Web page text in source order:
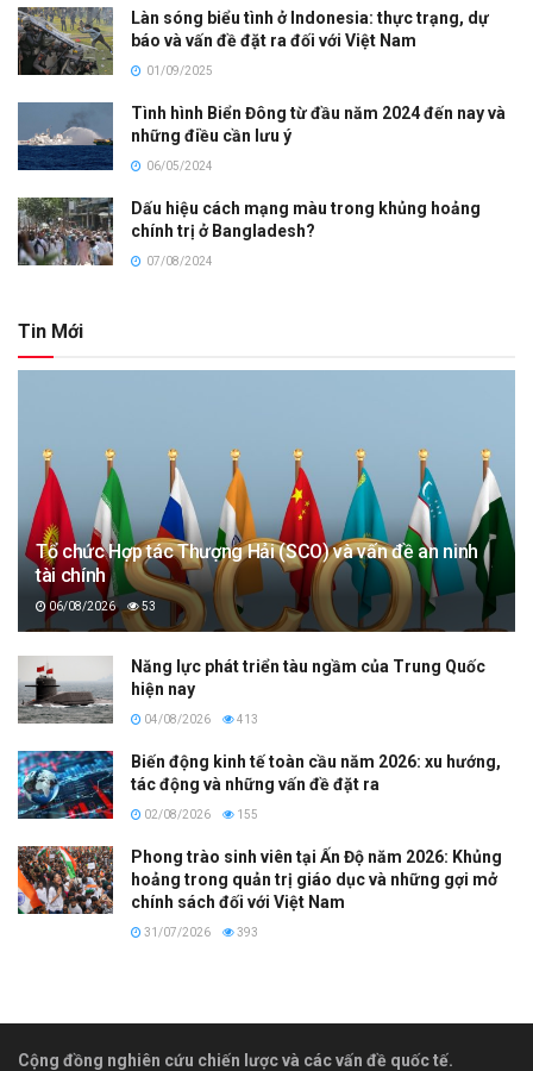
Làn sóng biểu tình ở Indonesia: thực trạng, dự
báo và vấn đề đặt ra đối với Việt Nam
01/09/2025
Tình hình Biển Đông từ đầu năm 2024 đến nay và
những điều cần lưu ý
06/05/2024
Dấu hiệu cách mạng màu trong khủng hoảng
chính trị ở Bangladesh?
07/08/2024
Tin Mới
Tổ chức Hợp tác Thượng Hải (SCO) và vấn đề an ninh
tài chính
06/08/2026 53
Năng lực phát triển tàu ngầm của Trung Quốc
hiện nay
04/08/2026 413
Biến động kinh tế toàn cầu năm 2026: xu hướng,
tác động và những vấn đề đặt ra
02/08/2026 155
Phong trào sinh viên tại Ấn Độ năm 2026: Khủng
hoảng trong quản trị giáo dục và những gợi mở
chính sách đối với Việt Nam
31/07/2026 393
Cộng đồng nghiên cứu chiến lược và các vấn đề quốc tế.